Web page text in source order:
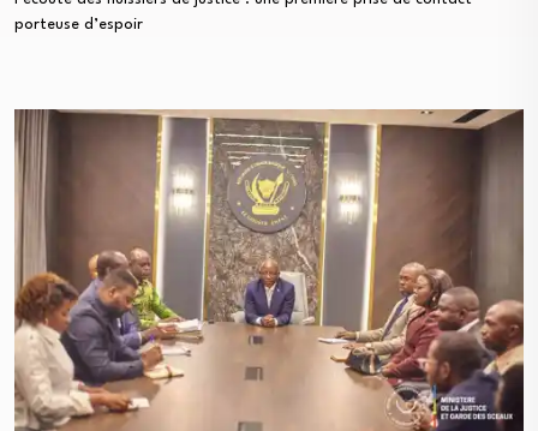
porteuse d’espoir